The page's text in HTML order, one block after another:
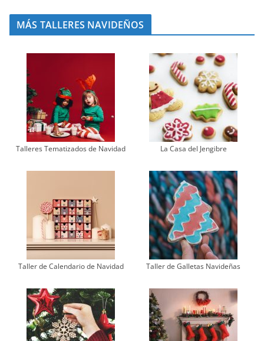
MÁS TALLERES NAVIDEÑOS
Talleres Tematizados de Navidad La Casa del Jengibre
Taller de Calendario de Navidad Taller de Galletas Navideñas